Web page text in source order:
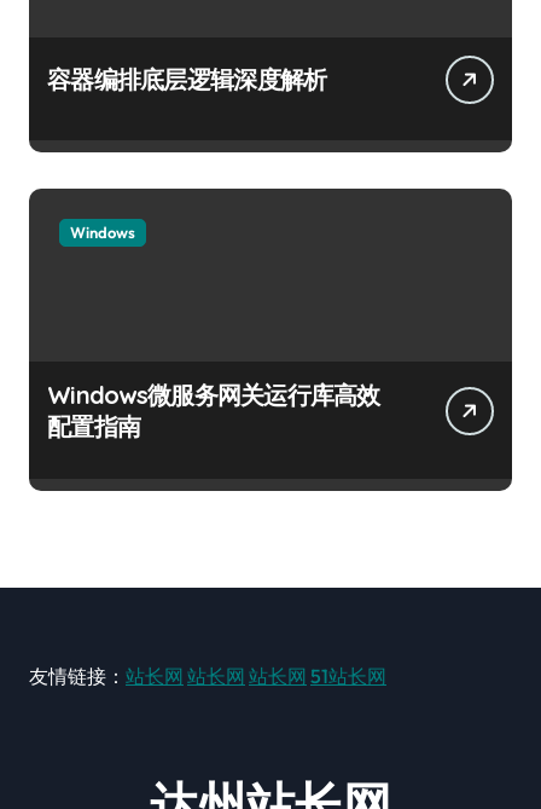
容器编排底层逻辑深度解析
Windows
Windows微服务网关运行库高效
配置指南
友情链接： 站长网 站长网 站长网 51站长网